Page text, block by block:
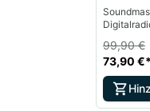
73,90 €*
99,90 €